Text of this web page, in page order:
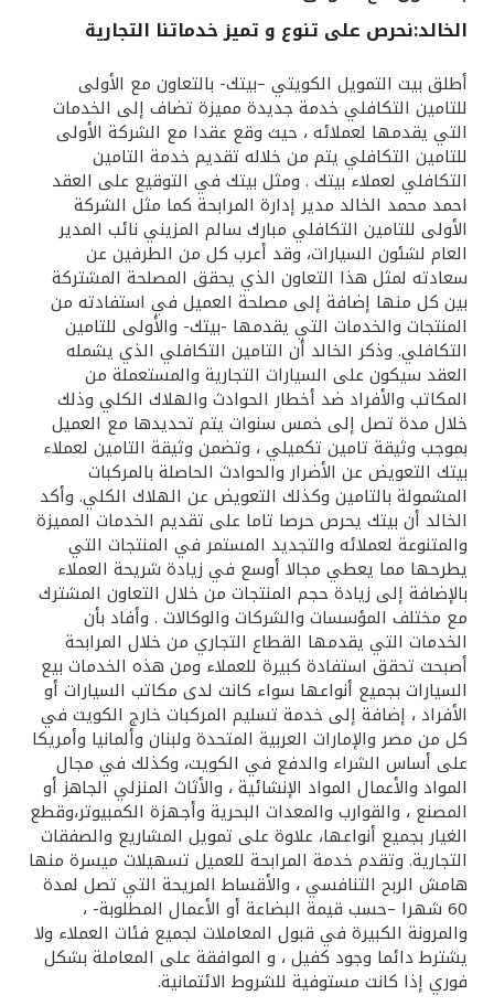
القنوات المصرفية
أدوات وخدمات
خدمات ما بعد البيع
اتصل بنا
مواقع الفروع وأجهزة الصرف الآلي
ألمانيا
ماليزيا
تركيا
مصر
المملكة المتحدة
مملكة البحرين
الخالد:نحرص على تنوع و تميز خدماتنا التجارية
أطلق بيت التمويل الكويتي –بيتك- بالتعاون مع الأولى
للتامين التكافلي خدمة جديدة مميزة تضاف إلى الخدمات
التي يقدمها لعملائه ، حيث وقع عقدا مع الشركة الأولى
للتامين التكافلي يتم من خلاله تقديم خدمة التامين
التكافلي لعملاء بيتك . ومثل بيتك في التوقيع على العقد
احمد محمد الخالد مدير إدارة المرابحة كما مثل الشركة
الأولى للتامين التكافلي مبارك سالم المزيني نائب المدير
العام لشئون السيارات، وقد أعرب كل من الطرفين عن
سعادته لمثل هذا التعاون الذي يحقق المصلحة المشتركة
بين كل منها إضافة إلى مصلحة العميل في استفادته من
المنتجات والخدمات التي يقدمها -بيتك- والأولى للتامين
التكافلي. وذكر الخالد أن التامين التكافلي الذي يشمله
العقد سيكون على السيارات التجارية والمستعملة من
المكاتب والأفراد ضد أخطار الحوادث والهلاك الكلي وذلك
خلال مدة تصل إلى خمس سنوات يتم تحديدها مع العميل
بموجب وثيقة تامين تكميلي ، وتضمن وثيقة التامين لعملاء
بيتك التعويض عن الأضرار والحوادث الحاصلة بالمركبات
المشمولة بالتامين وكذلك التعويض عن الهلاك الكلي. وأكد
الخالد أن بيتك يحرص حرصا تاما على تقديم الخدمات المميزة
والمتنوعة لعملائه والتجديد المستمر في المنتجات التي
يطرحها مما يعطي مجالا أوسع في زيادة شريحة العملاء
بالإضافة إلى زيادة حجم المنتجات من خلال التعاون المشترك
مع مختلف المؤسسات والشركات والوكالات . وأفاد بأن
الخدمات التي يقدمها القطاع التجاري من خلال المرابحة
أصبحت تحقق استفادة كبيرة للعملاء ومن هذه الخدمات بيع
السيارات بجميع أنواعها سواء كانت لدى مكاتب السيارات أو
الأفراد ، إضافة إلى خدمة تسليم المركبات خارج الكويت في
كل من مصر والإمارات العربية المتحدة ولبنان وألمانيا وأمريكا
على أساس الشراء والدفع في الكويت، وكذلك في مجال
المواد والأعمال المواد الإنشائية ، والأثاث المنزلي الجاهز أو
المصنع ، والقوارب والمعدات البحرية وأجهزة الكمبيوتر،وقطع
الغيار بجميع أنواعها، علاوة على تمويل المشاريع والصفقات
التجارية. وتقدم خدمة المرابحة للعميل تسهيلات ميسرة منها
هامش الربح التنافسي ، والأقساط المريحة التي تصل لمدة
60 شهرا –حسب قيمة البضاعة أو الأعمال المطلوبة- ،
والمرونة الكبيرة في قبول المعاملات لجميع فئات العملاء ولا
يشترط دائما وجود كفيل ، و الموافقة على المعاملة بشكل
فوري إذا كانت مستوفية للشروط الائتمانية.